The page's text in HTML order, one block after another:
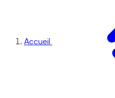
Accueil